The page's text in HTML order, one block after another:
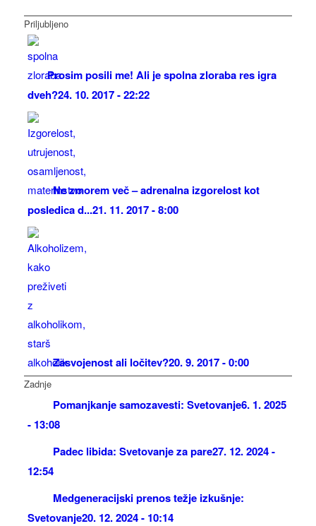
Priljubljeno
Prosim posili me! Ali je spolna zloraba res igra
dveh?24. 10. 2017 - 22:22
Ne zmorem več – adrenalna izgorelost kot
posledica d...21. 11. 2017 - 8:00
Zasvojenost ali ločitev?20. 9. 2017 - 0:00
Zadnje
Pomanjkanje samozavesti: Svetovanje6. 1. 2025
- 13:08
Padec libida: Svetovanje za pare27. 12. 2024 -
12:54
Medgeneracijski prenos težje izkušnje:
Svetovanje20. 12. 2024 - 10:14